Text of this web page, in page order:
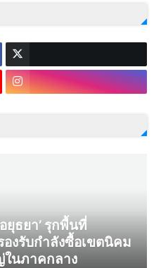
ยุธยา’ รุกพื้นที่
องรับกำลังซื้อเขตนิคม
นภาคกลาง